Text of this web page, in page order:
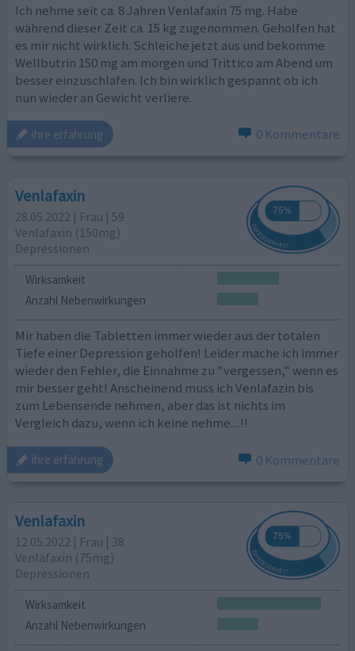
Ich nehme seit ca. 8 Jahren Venlafaxin 75 mg. Habe
während dieser Zeit ca. 15 kg zugenommen. Geholfen hat
es mir nicht wirklich. Schleiche jetzt aus und bekomme
Wellbutrin 150 mg am morgen und Trittico am Abend um
besser einzuschlafen. Ich bin wirklich gespannt ob ich
nun wieder an Gewicht verliere.
ihre erfahrung 0 Kommentare
Venlafaxin
28.05.2022 | Frau | 59
Venlafaxin (150mg)
Depressionen
Wirksamkeit
Anzahl Nebenwirkungen
Mir haben die Tabletten immer wieder aus der totalen
Tiefe einer Depression geholfen! Leider mache ich immer
wieder den Fehler, die Einnahme zu "vergessen," wenn es
mir besser geht! Anscheinend muss ich Venlafazin bis
zum Lebensende nehmen, aber das ist nichts im
Vergleich dazu, wenn ich keine nehme....!!
ihre erfahrung 0 Kommentare
Venlafaxin
12.05.2022 | Frau | 38
Venlafaxin (75mg)
Depressionen
Wirksamkeit
Anzahl Nebenwirkungen